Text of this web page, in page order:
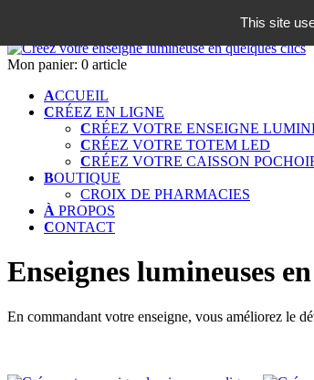
Mon panier: 0 article
ACCUEIL
CRÉEZ EN LIGNE
CRÉEZ VOTRE ENSEIGNE
CRÉEZ VOTRE TOTEM LED
CRÉEZ VOTRE CAISSON
BOUTIQUE
CROIX DE PHARMACIES
À PROPOS
CONTACT
Enseignes lumineuses
En commandant votre enseigne, vous améliorez le
This site